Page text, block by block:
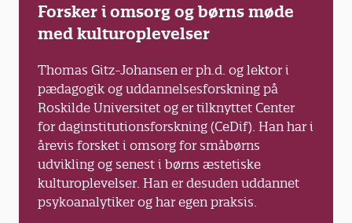
Forsker i omsorg og børns møde
med kulturoplevelser
Thomas Gitz-Johansen er ph.d. og lektor i
pædagogik og uddannelsesforskning på
Roskilde Universitet og er tilknyttet Center
for daginstitutionsforskning (CeDif). Han har i
årevis forsket i omsorg for småbørns
udvikling og senest i børns æstetiske
kulturoplevelser. Han er desuden uddannet
psykoanalytiker og har egen praksis.